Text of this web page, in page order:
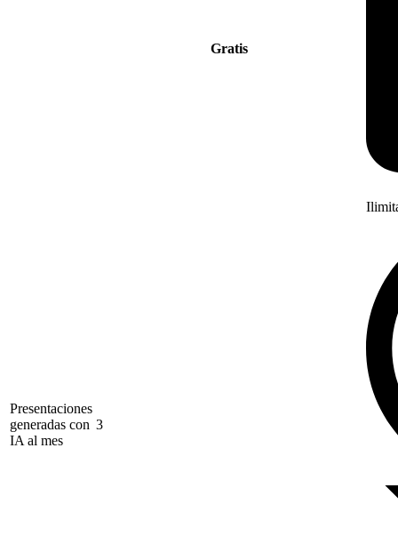
Gratis
Presentaciones
generadas con
IA al mes
3